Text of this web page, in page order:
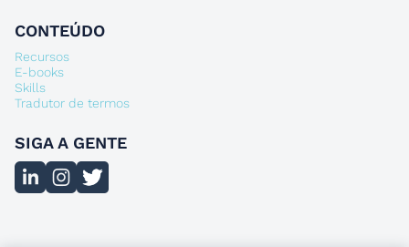
CONTEÚDO
Recursos
E-books
Skills
Tradutor de termos
SIGA A GENTE